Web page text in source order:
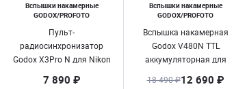
Вспышки накамерные
GODOX/PROFOTO
Пульт-
радиосинхронизатор
Godox X3Pro N для Nikon
7 890 ₽
Вспышки накамерные
GODOX/PROFOTO
Вспышка накамерная
Godox V480N TTL
аккумуляторная для
18 490 ₽12 690 ₽